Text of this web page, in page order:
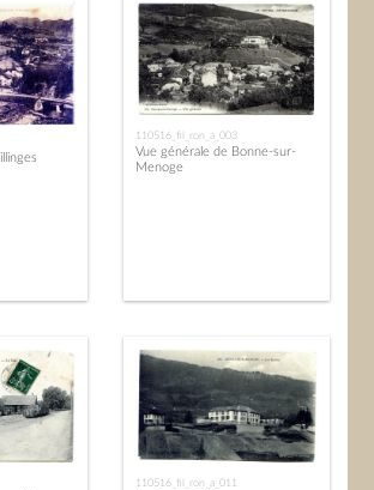
110516_fil_ron_a_003
Vue générale de Bonne-sur-
Menoge
110516_fil_ron_a_011